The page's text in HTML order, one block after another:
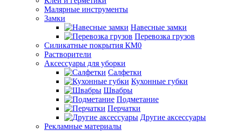
Малярные инструменты
Замки
Навесные замки
Перевозка грузов
Силикатные покрытия КМ0
Растворители
Аксессуары для уборки
Салфетки
Кухонные губки
Швабры
Подметание
Перчатки
Другие аксессуары
Рекламные материалы